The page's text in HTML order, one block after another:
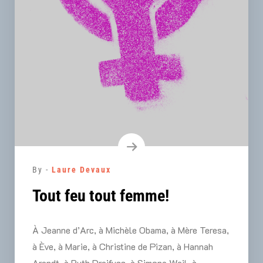
By - Laure Devaux
Tout feu tout femme!
À Jeanne d’Arc, à Michèle Obama, à Mère Teresa,
à Ève, à Marie, à Christine de Pizan, à Hannah